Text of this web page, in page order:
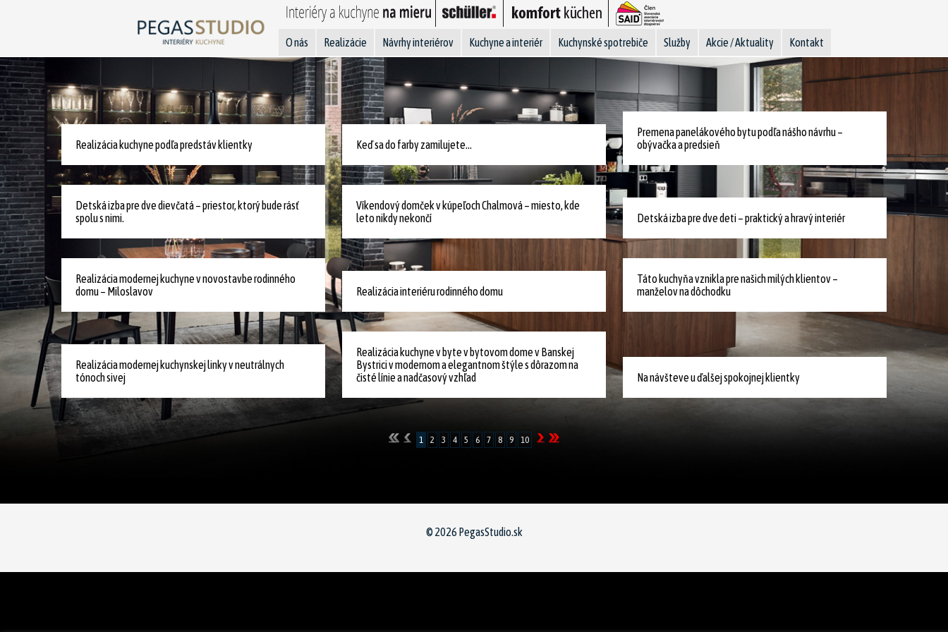
O nás Realizácie Návrhy interiérov Kuchyne a interiér Kuchynské spotrebiče Služby Akcie / Aktuality Kontakt
Realizácia kuchyne podľa predstáv klientky Keď sa do farby zamilujete...
Premena panelákového bytu podľa nášho návrhu –
obývačka a predsieň
Detská izba pre dve dievčatá – priestor, ktorý bude rásť
spolu s nimi.
Víkendový domček v kúpeľoch Chalmová – miesto, kde
leto nikdy nekončí
Detská izba pre dve deti – praktický a hravý interiér
Realizácia modernej kuchyne v novostavbe rodinného
domu – Miloslavov
Realizácia interiéru rodinného domu
Táto kuchyňa vznikla pre našich milých klientov –
manželov na dôchodku
Realizácia modernej kuchynskej linky v neutrálnych
tónoch sivej
Realizácia kuchyne v byte v bytovom dome v Banskej
Bystrici v modernom a elegantnom štýle s dôrazom na
čisté línie a nadčasový vzhľad
Na návšteve u ďalšej spokojnej klientky
1 2 3 4 5 6 7 8 9 10
© 2026 PegasStudio.sk